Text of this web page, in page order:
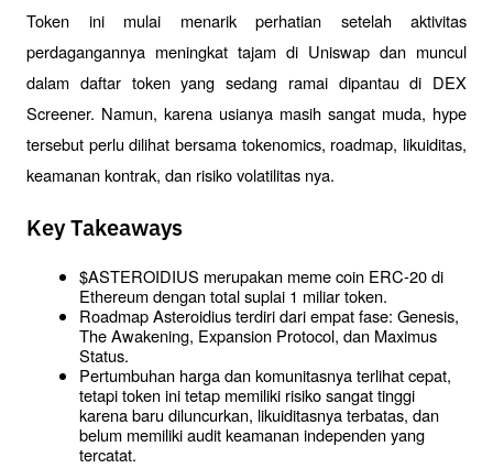
Token ini mulai menarik perhatian setelah aktivitas
perdagangannya meningkat tajam di Uniswap dan muncul
dalam daftar token yang sedang ramai dipantau di DEX
Screener. Namun, karena usianya masih sangat muda, hype
tersebut perlu dilihat bersama tokenomics, roadmap, likuiditas,
keamanan kontrak, dan risiko volatilitas nya.
Key Takeaways
$ASTEROIDIUS merupakan meme coin ERC-20 di
Ethereum dengan total suplai 1 miliar token.
Roadmap Asteroidius terdiri dari empat fase: Genesis,
The Awakening, Expansion Protocol, dan Maximus
Status.
Pertumbuhan harga dan komunitasnya terlihat cepat,
tetapi token ini tetap memiliki risiko sangat tinggi
karena baru diluncurkan, likuiditasnya terbatas, dan
belum memiliki audit keamanan independen yang
tercatat.